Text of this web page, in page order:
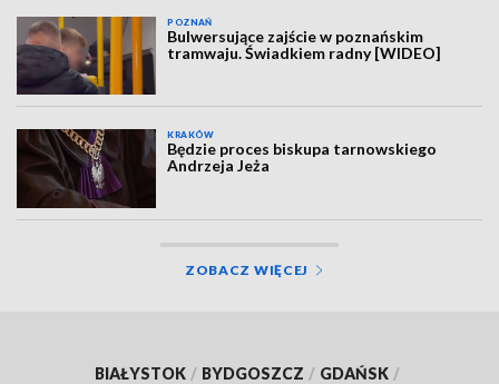
POZNAŃ
Bulwersujące zajście w poznańskim
tramwaju. Świadkiem radny [WIDEO]
KRAKÓW
Będzie proces biskupa tarnowskiego
Andrzeja Jeża
ZOBACZ WIĘCEJ
BIAŁYSTOK / BYDGOSZCZ / GDAŃSK /